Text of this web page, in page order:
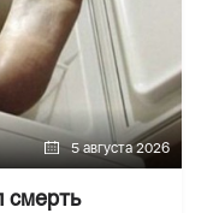
5 августа 2026
смерть